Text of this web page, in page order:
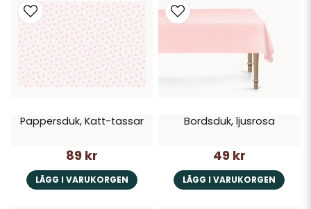
Pappersduk, Katt-tassar
89 kr
LÄGG I VARUKORGEN
Bordsduk, ljusrosa
49 kr
LÄGG I VARUKORGEN